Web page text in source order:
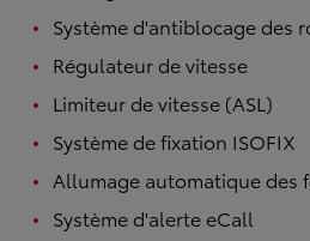
Système d'antiblocage des
Régulateur de vitesse
Limiteur de vitesse (ASL)
Système de fixation ISOFIX
Allumage automatique des
Système d'alerte eCall